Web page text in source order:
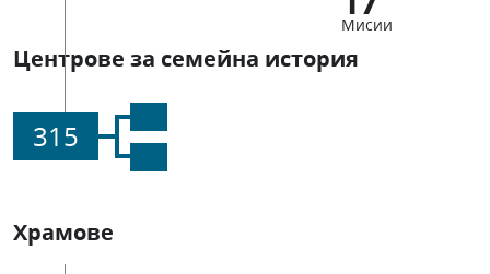
Мисии
Центрове за семейна история
315
Храмове